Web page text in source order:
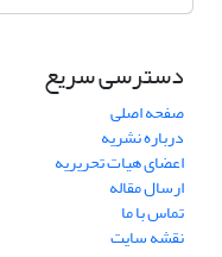
دسترسی سریع
صفحه اصلی
درباره نشریه
اعضای هیات تحریریه
ارسال مقاله
تماس با ما
نقشه سایت